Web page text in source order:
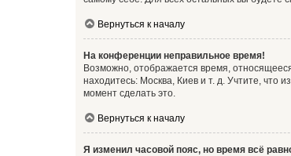
Вернуться к началу
На конференции неправильное время!
Возможно, отображается время,
находитесь: Москва, Киев и т. д. Учтите, что
момент сделать это.
Вернуться к началу
Я изменил часовой пояс, но время всё